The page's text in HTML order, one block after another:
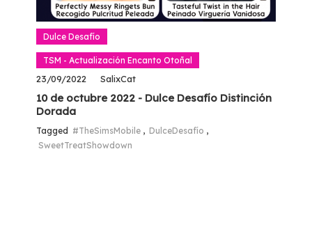
Dulce Desafío
TSM - Actualización Encanto Otoñal
23/09/2022 SalixCat
10 de octubre 2022 - Dulce Desafío Distinción
Dorada
Tagged #TheSimsMobile , DulceDesafío ,
SweetTreatShowdown